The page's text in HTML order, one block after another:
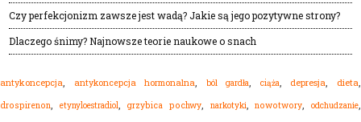
Czy perfekcjonizm zawsze jest wadą? Jakie są jego pozytywne strony?
Dlaczego śnimy? Najnowsze teorie naukowe o snach
antykoncepcja antykoncepcja hormonalna ból gardła ciąża depresja ,dieta
drospirenon etynyloestradiol grzybica pochwy narkotyki ,nowotwory ,odchudzanie